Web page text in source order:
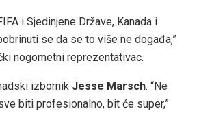
i Sjedinjene Države, Kanada i
se da se to više ne događa,”
nogometni reprezentativac.
izbornik Jesse Marsch. “Ne
biti profesionalno, bit će super,”